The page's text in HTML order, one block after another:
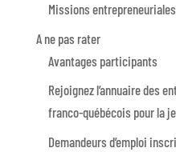
Missions
A ne pas rater
Avantages participants
Rejoignez l’annuaire des
franco-québécois pour la
Demandeurs d’emploi